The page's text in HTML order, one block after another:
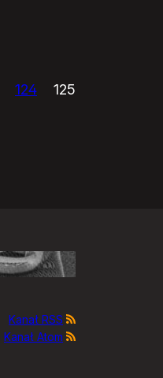
124 125
Kanał RSS
Kanał Atom